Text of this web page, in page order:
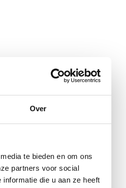
Over
te bieden en om ons
partners voor social
die u aan ze heeft